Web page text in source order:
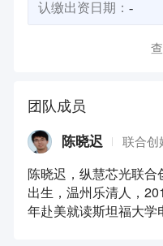
认缴出资日期： -
团队成员
陈晓迟 联合创
陈晓迟，纵慧芯光联
出生，温州乐清人，
年赴美就读斯坦福大学